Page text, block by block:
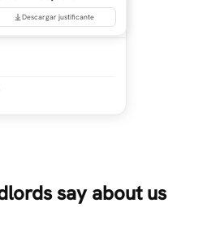
RA Rosa Aguilar
Descargar justificante
say about us